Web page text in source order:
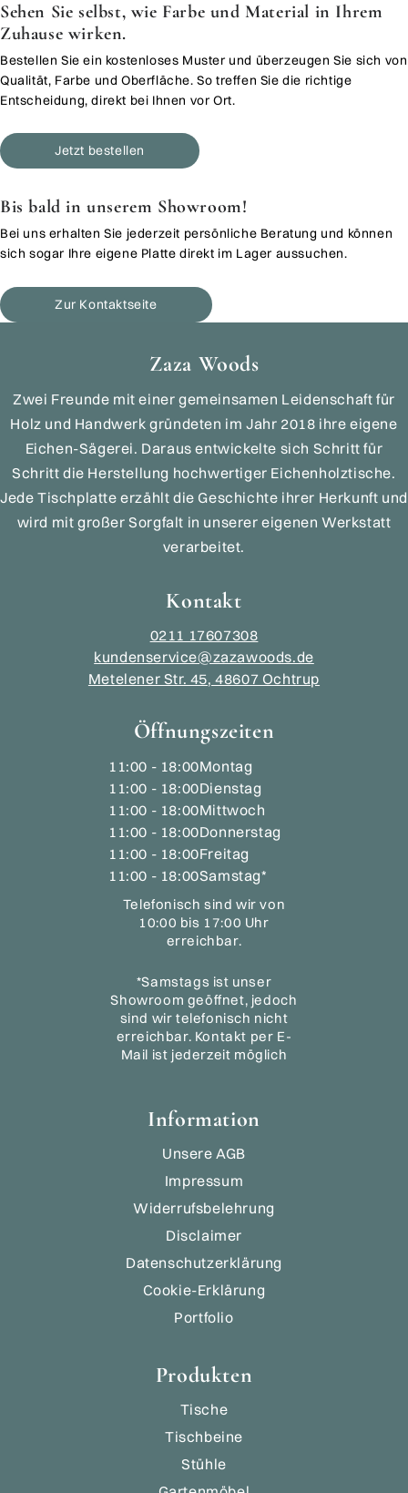
Sehen Sie selbst, wie Farbe und Material in Ihrem
Zuhause wirken.
Bestellen Sie ein kostenloses Muster und überzeugen Sie sich von
Qualität, Farbe und Oberfläche. So treffen Sie die richtige
Entscheidung, direkt bei Ihnen vor Ort.
Jetzt bestellen
Bis bald in unserem Showroom!
Bei uns erhalten Sie jederzeit persönliche Beratung und können
sich sogar Ihre eigene Platte direkt im Lager aussuchen.
Zur Kontaktseite
Zaza Woods
Zwei Freunde mit einer gemeinsamen Leidenschaft für
Holz und Handwerk gründeten im Jahr 2018 ihre eigene
Eichen-Sägerei. Daraus entwickelte sich Schritt für
Schritt die Herstellung hochwertiger Eichenholztische.
Jede Tischplatte erzählt die Geschichte ihrer Herkunft und
wird mit großer Sorgfalt in unserer eigenen Werkstatt
verarbeitet.
Kontakt
0211 17607308
kundenservice@zazawoods.de
Metelener Str. 45, 48607 Ochtrup
Öffnungszeiten
11:00 - 18:00Montag
11:00 - 18:00Dienstag
11:00 - 18:00Mittwoch
11:00 - 18:00Donnerstag
11:00 - 18:00Freitag
11:00 - 18:00Samstag*
Telefonisch sind wir von
10:00 bis 17:00 Uhr
erreichbar.
*Samstags ist unser
Showroom geöffnet, jedoch
sind wir telefonisch nicht
erreichbar. Kontakt per E-
Mail ist jederzeit möglich
Information
Unsere AGB
Impressum
Widerrufsbelehrung
Disclaimer
Datenschutzerklärung
Cookie-Erklärung
Portfolio
Produkten
Tische
Tischbeine
Stühle